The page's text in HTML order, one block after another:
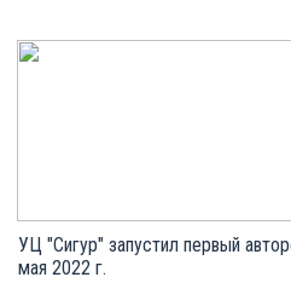
УЦ "Сигур" запустил первый
мая 2022 г.